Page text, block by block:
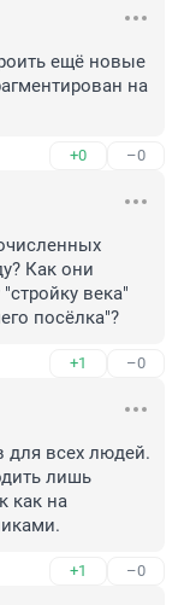
ещё новые
на
+0 –0
Как они
века"
посёлка"?
+1 –0
для всех людей.
лишь
как на
+1 –0